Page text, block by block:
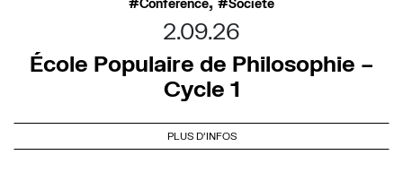
Conférence Société
2.09.26
École Populaire de Philosophie –
Cycle 1
PLUS D'INFOS